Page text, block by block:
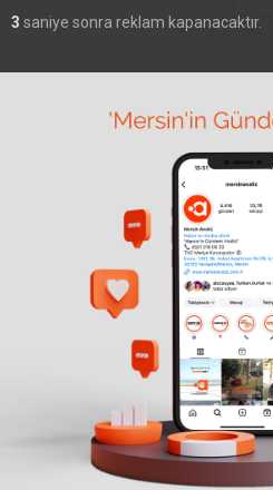
Genel
BAŞKAN
KATILIMI
KAPSAMINDA
STK’LARLA
TBB ve Mersin Büyükşehir
Vahap Seçer, katılımcı
tüm bileşenlerle yönetmek
2 saniye sonra reklam kapanacaktır.